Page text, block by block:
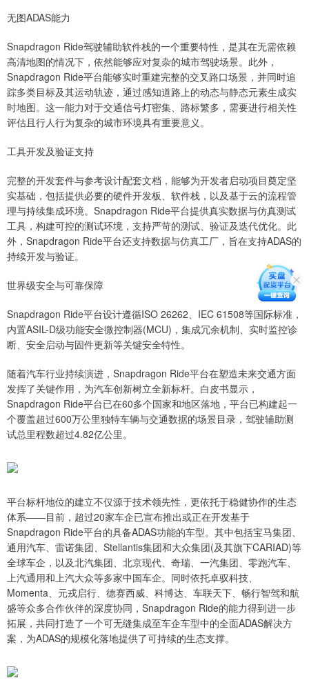
无图ADAS能力
Snapdragon Ride驾驶辅助软件栈的一个重要特性，是其在无需依赖
高清地图的情况下，依然能够应对复杂的城市驾驶场景。此外，
Snapdragon Ride平台能够实时重建完整的交叉路口场景，并同时追
踪多类目标及其运动轨迹，通过感知道路上的动态与静态元素生成实
时地图。这一能力对于交通信号灯密集、路标繁多，需要进行相关性
评估且行人行为复杂的城市环境具有重要意义。
工具开发及验证支持
完整的开发套件与参考设计配套文档，能够为开发者启动项目奠定坚
实基础，包括提供必要的硬件开发板、软件栈，以及基于云的流程管
理与持续集成环境。Snapdragon Ride平台提供真实数据与仿真测试
工具，构建可控的测试环境，支持严苛的测试、验证及迭代优化。此
外，Snapdragon Ride平台还支持数据与仿真工厂，旨在支持ADAS的
持续开发与验证。
世界级安全与可靠保障
Snapdragon Ride平台设计遵循ISO 26262、IEC 61508等国际标准，
内置ASIL-D级功能安全微控制器(MCU)，集成冗余机制、实时监控诊
断、安全启动与固件更新等关键安全特性。
随着汽车行业持续演进，Snapdragon Ride平台在塑造未来交通方面
发挥了关键作用，为汽车创新树立全新标杆。白皮书显示，
Snapdragon Ride平台已在60多个国家和地区落地，平台已构建起一
个覆盖超过600万公里独特车辆与交通数据的场景目录，驾驶辅助测
试总里程数超过4.82亿公里。
平台标杆地位的建立不仅源于技术领先性，更依托于稳健协作的生态
体系——目前，超过20家车企已宣布推出或正在开发基于
Snapdragon Ride平台的具备ADAS功能的车型。其中包括宝马集团、
通用汽车、雷诺集团、Stellantis集团和大众集团(及其旗下CARIAD)等
全球车企，以及北汽集团、北京现代、奇瑞、一汽集团、零跑汽车、
上汽通用和上汽大众等多家中国车企。同时依托卓驭科技、
Momenta、元戎启行、德赛西威、科博达、车联天下、畅行智驾和航
盛等众多合作伙伴的深度协同，Snapdragon Ride的能力得到进一步
拓展，共同打造了一个可无缝集成至车企车型中的全面ADAS解决方
案，为ADAS的规模化落地提供了可持续的生态支撑。